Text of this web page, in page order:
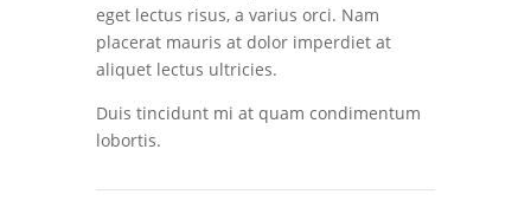
eget lectus risus, a varius orci. Nam
placerat mauris at dolor imperdiet at
aliquet lectus ultricies.
Duis tincidunt mi at quam condimentum
lobortis.